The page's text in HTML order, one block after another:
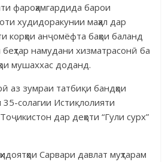
фароҳамгардида барои
худидоракунии маҳал дар
корҳои анҷомёфта баҳои баланд
беҳтар намудани хизматрасонӣ ба
мушаххас доданд.
аз зумраи татбиқи бандҳои
солагии Истиқлолияти
дар деҳоти “Гули сурх”
Сарвари давлат муҳтарам